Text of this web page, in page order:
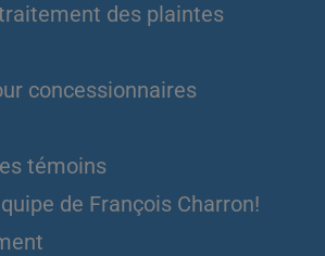
des plaintes
concessionnaires
témoins
de François Charron!